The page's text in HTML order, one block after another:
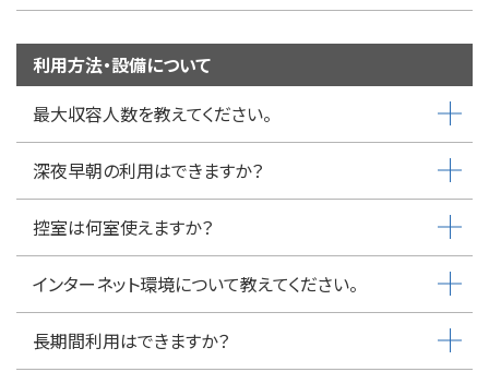
利用方法・設備について
最大収容人数を教えてください。
深夜早朝の利用はできますか？
控室は何室使えますか？
インターネット環境について教えてください。
長期間利用はできますか？